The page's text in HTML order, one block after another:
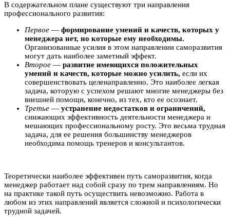
В содержательном плане существуют три направления
профессионального развития:
Первое — формирование умений и качеств, которых у
менеджера нет, но которые ему необходимы.
Организованные усилия в этом направлении саморазвития
могут дать наиболее заметный эффект.
Второе — развитие имеющихся положительных
умений и качеств, которые можно усилить, если их
совершенствовать целенаправленно. Это наиболее легкая
задача, которую с успехом решают многие менеджеры без
внешней помощи, конечно, из тех, кто ее осознает.
Третье — устранение недостатков и ограничений,
снижающих эффективность деятельности менеджера и
мешающих профессиональному росту. Это весьма трудная
задача, для ее решения большинству менеджеров
необходима помощь тренеров и консультантов.
Теоретически наиболее эффективен путь саморазвития, когда
менеджер работает над собой сразу по трем направлениям. Но
на практике такой путь осуществить невозможно. Работа в
любом из этих направлений является сложной и психологически
трудной задачей.